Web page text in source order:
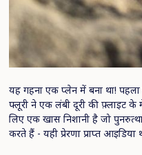
यह गहना एक प्लेन में बना था!
फ्लूरी ने एक लंबी दूरी की फ़्लाइट के
लिए एक खास निशानी है जो
करते हैं - यही प्रेरणा प्राप्त आइडिया